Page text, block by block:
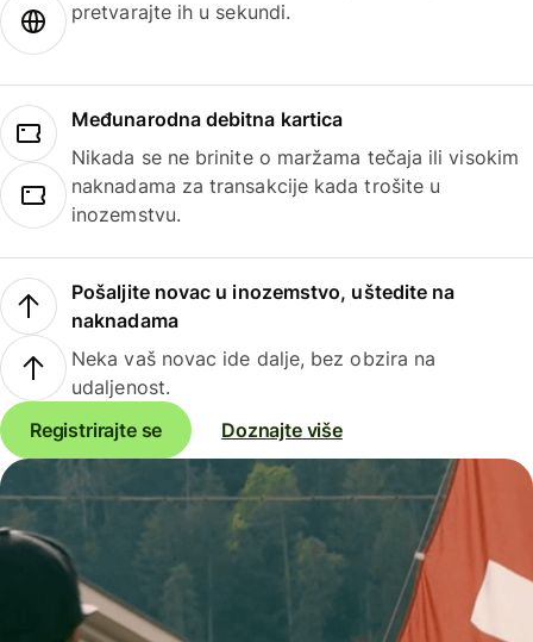
pretvarajte ih u sekundi.
Međunarodna debitna kartica
Nikada se ne brinite o maržama tečaja ili visokim
naknadama za transakcije kada trošite u
inozemstvu.
Pošaljite novac u inozemstvo, uštedite na
naknadama
Neka vaš novac ide dalje, bez obzira na
udaljenost.
Registrirajte se
Doznajte više